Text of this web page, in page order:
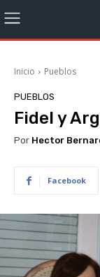
Inicio Pueblos
PUEBLOS
Fidel y
Por Hector
Facebook